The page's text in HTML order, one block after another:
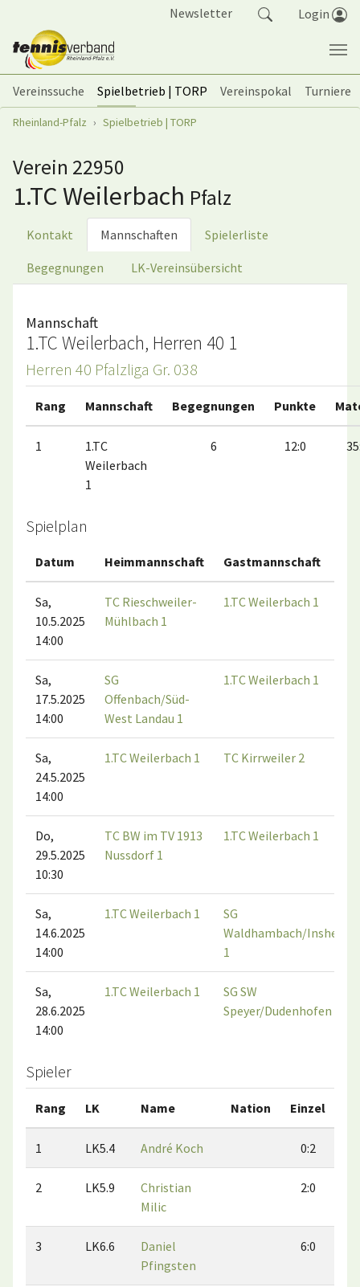
Newsletter Login
Vereinssuche Spielbetrieb | TORP Vereinspokal
Turniere
Sie sind hier:
Rheinland-Pfalz Spielbetrieb | TORP
Verein 22950
1.TC Weilerbach Pfalz
Kontakt Mannschaften Spielerliste
Begegnungen LK-Vereinsübersicht
Mannschaft
1.TC Weilerbach, Herren 40 1
Herren 40 Pfalzliga Gr. 038
Rang Mannschaft Begegnungen Punkte
1
1.TC
Weilerbach
1
6 12:0
Spielplan
Datum Heimmannschaft Gastmannschaft
Sa,
10.5.2025
14:00
TC Rieschweiler-
Mühlbach 1
1.TC Weilerbach 1
Sa,
17.5.2025
14:00
SG
Offenbach/Süd-
West Landau 1
1.TC Weilerbach 1
Sa,
24.5.2025
14:00
1.TC Weilerbach 1 TC Kirrweiler 2
Do,
29.5.2025
10:30
TC BW im TV 1913
Nussdorf 1
1.TC Weilerbach 1
Sa,
14.6.2025
14:00
1.TC Weilerbach 1
SG
Waldhambach/Insheim
1
Sa,
28.6.2025
14:00
1.TC Weilerbach 1
SG SW
Speyer/Dudenhofen 1
Spieler
Rang LK Name Nation Einzel
1 LK5.4 André Koch 0:2
2 LK5.9
Christian
Milic
2:0
3 LK6.6
Daniel
Pfingsten
6:0